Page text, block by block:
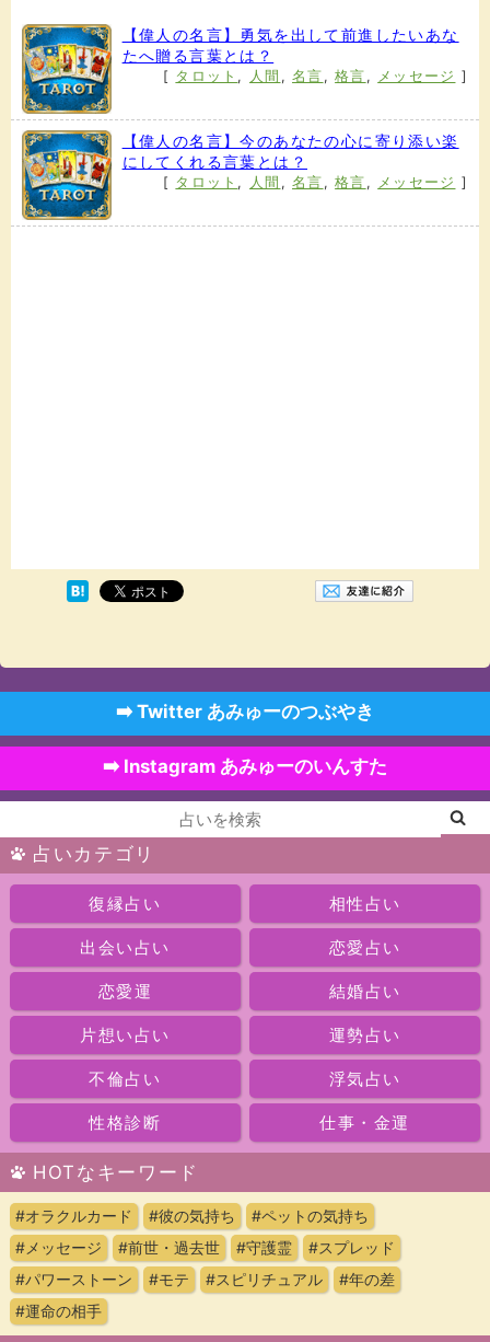
【偉人の名言】勇気を出して前進したいあな
たへ贈る言葉とは？
[ タロット , 人間 ,名言 ,格言 , メッセージ ]
【偉人の名言】今のあなたの心に寄り添い楽
にしてくれる言葉とは？
[ タロット , 人間 ,名言 ,格言 , メッセージ ]
➡️ Twitter あみゅーのつぶやき
➡️ Instagram あみゅーのいんすた
占いカテゴリ
復縁占い 相性占い
出会い占い 恋愛占い
恋愛運 結婚占い
片想い占い 運勢占い
不倫占い 浮気占い
性格診断 仕事・金運
HOTなキーワード
#オラクルカード #彼の気持ち
#ペットの気持ち
#メッセージ
#前世・過去世 #守護霊
#スプレッド
#パワーストーン
#モテ #スピリチュアル
#年の差
#運命の相手